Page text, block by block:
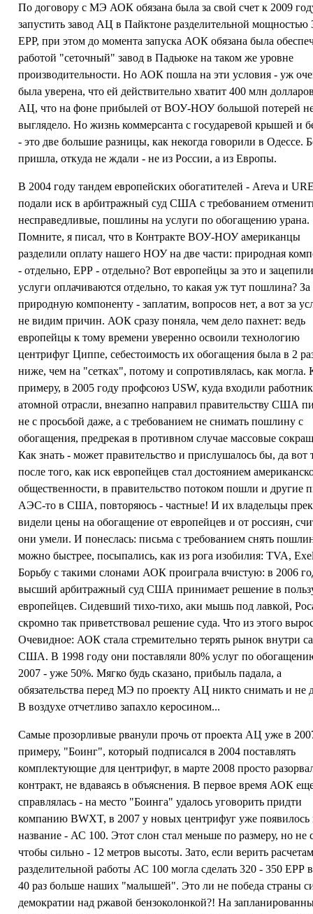
По договору с МЭ АОК обязана была за свой счет к 2009
запустить завод АЦ в Пайктоне разделительной мощностью
ЕРР, при этом до момента запуска АОК обязана была
работой "сеточный" завод в Падьюке на таком же уровне
производительности. Но АОК пошла на эти условия - уж
была уверена, что ей действительно хватит 400 млн
АЦ, что на фоне прибылей от ВОУ-НОУ большой потерей
выглядело. Но жизнь коммерсанта с государевой крышей и
- это две большие разницы, как некогда говорили в Одессе.
пришла, откуда не ждали - не из России, а из Европы.
В 2004 году тандем европейских обогатителей - Areva и
подали иск в арбитражный суд США с требованием
несправедливые, пошлины на услуги по обогащению урана.
Помните, я писал, что в Контракте ВОУ-НОУ американцы
разделили оплату нашего НОУ на две части: природная
- отдельно, ЕРР - отдельно? Вот европейцы за это и
услуги оплачиваются отдельно, то какая уж тут пошлина? За
природную компоненту - заплатим, вопросов нет, а вот за
не видим причин. АОК сразу поняла, чем дело пахнет: ведь
европейцы к тому времени уверенно освоили технологию
центрифуг Циппе, себестоимость их обогащения была в 2
ниже, чем на "сетках", потому и сопротивлялась, как могла.
примеру, в 2005 году профсоюз USW, куда входили
атомной отрасли, внезапно направил правительству США
не с просьбой даже, а с требованием не снимать пошлину с
обогащения, предрекая в противном случае массовые
Как знать - может правительство и прислушалось бы, да вот
после того, как иск европейцев стал достоянием
общественности, в правительство потоком пошли и другие
АЭС-то в США, повторяюсь - частные! И их владельцы
видели цены на обогащение от европейцев и от россиян,
они умели. И понеслась: письма с требованием снять
можно быстрее, посыпались, как из рога изобилия: TVA,
Борьбу с такими слонами АОК проиграла вчистую: в 2006
высший арбитражный суд США принимает решение в
европейцев. Сидевший тихо-тихо, аки мышь под лавкой,
скромно так приветствовал решение суда. Что из этого
Очевидное: АОК стала стремительно терять рынок внутри
США. В 1998 году они поставляли 80% услуг по
2007 - уже 50%. Мягко будь сказано, прибыль падала, а
обязательства перед МЭ по проекту АЦ никто снимать и не
В воздухе отчетливо запахло керосином...
Самые прозорливые рванули прочь от проекта АЦ уже в
примеру, "Боинг", который подписался в 2004 поставлять
комплектующие для центрифуг, в марте 2008 просто
контракт, не вдаваясь в объяснения. В первое время АОК
справлялась - на место "Боинга" удалось уговорить придти
компанию BWXT, в 2007 у новых центрифуг уже появилось
название - АС 100. Этот слон стал меньше по размеру, но не
чтобы сильно - 12 метров высоты. Зато, если верить
разделительной работы АС 100 могла сделать 320 - 350 ЕРР
40 раз больше наших "малышей". Это ли не победа страны
демократии над ржавой бензоколонкой?! На